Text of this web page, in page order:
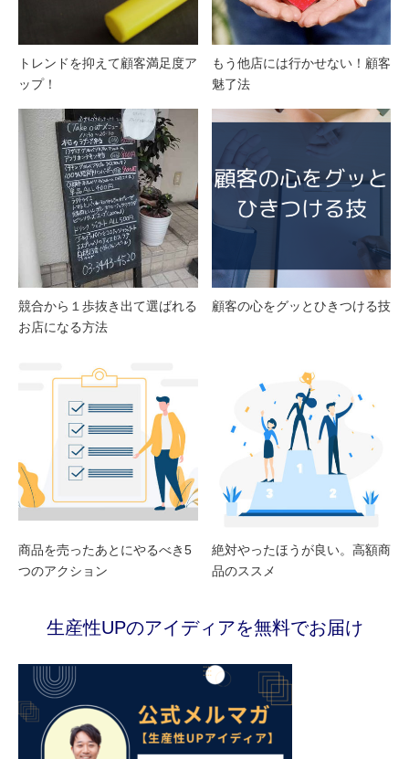
トレンドを抑えて顧客満足度ア
ップ！
もう他店には行かせない！顧客
魅了法
競合から１歩抜き出て選ばれる
お店になる方法
顧客の心をグッとひきつける技
商品を売ったあとにやるべき5
つのアクション
絶対やったほうが良い。高額商
品のススメ
生産性UPのアイディアを無料でお届け